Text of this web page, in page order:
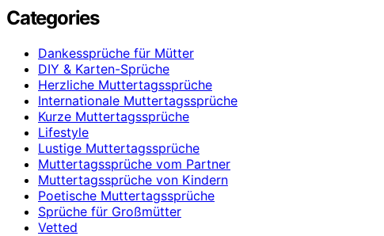
Categories
Dankessprüche für Mütter
DIY & Karten-Sprüche
Herzliche Muttertagssprüche
Internationale Muttertagssprüche
Kurze Muttertagssprüche
Lifestyle
Lustige Muttertagssprüche
Muttertagssprüche vom Partner
Muttertagssprüche von Kindern
Poetische Muttertagssprüche
Sprüche für Großmütter
Vetted